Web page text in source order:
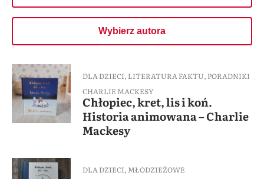
Wybierz autora
DLA DZIECI, LITERATURA FAKTU, PORADNIKI
CHARLIE MACKESY
Chłopiec, kret, lis i koń.
Historia animowana – Charlie
Mackesy
DLA DZIECI, MŁODZIEŻOWE